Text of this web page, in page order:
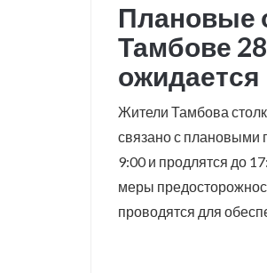
Плановые
Тамбове
ожидается
Жители Тамбова
связано с плановыми
9:00 и продлятся до
меры
проводятся для